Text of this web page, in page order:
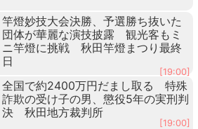
竿燈妙技大会決勝、予選勝ち抜いた
団体が華麗な演技披露 観光客もミ
ニ竿燈に挑戦 秋田竿燈まつり最終
日
[19:00]
全国で約2400万円だまし取る 特殊
詐欺の受け子の男、懲役5年の実刑判
決 秋田地方裁判所
[19:00]